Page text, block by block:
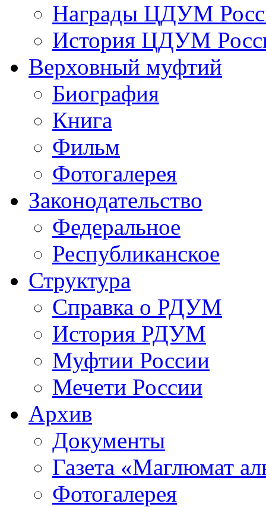
Награды ЦДУМ
История ЦДУМ
Верховный муфтий
Биография
Книга
Фильм
Фотогалерея
Законодательство
Федеральное
Республиканское
Структура
Справка о РДУМ
История РДУМ
Муфтии России
Мечети России
Архив
Документы
Газета «Маглюмат
Фотогалерея